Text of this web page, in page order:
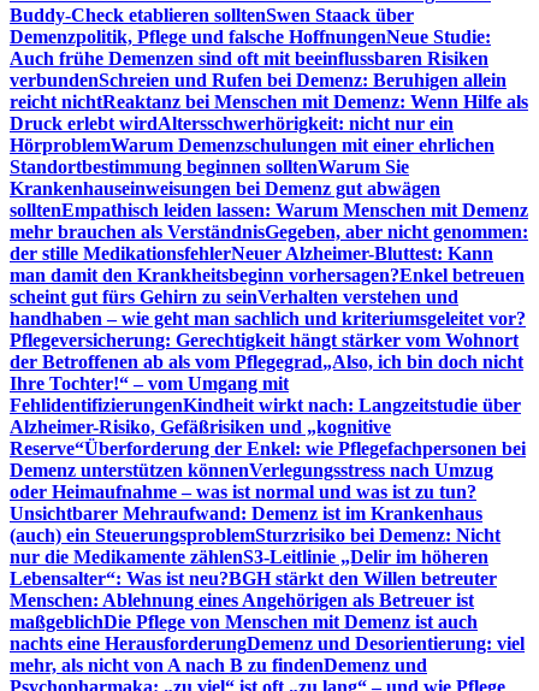
Buddy-Check etablieren solltenSwen Staack über
Demenzpolitik, Pflege und falsche HoffnungenNeue Studie:
Auch frühe Demenzen sind oft mit beeinflussbaren Risiken
verbundenSchreien und Rufen bei Demenz: Beruhigen allein
reicht nichtReaktanz bei Menschen mit Demenz: Wenn Hilfe als
Druck erlebt wirdAltersschwerhörigkeit: nicht nur ein
HörproblemWarum Demenzschulungen mit einer ehrlichen
Standortbestimmung beginnen solltenWarum Sie
Krankenhauseinweisungen bei Demenz gut abwägen
solltenEmpathisch leiden lassen: Warum Menschen mit Demenz
mehr brauchen als VerständnisGegeben, aber nicht genommen:
der stille MedikationsfehlerNeuer Alzheimer-Bluttest: Kann
man damit den Krankheitsbeginn vorhersagen?Enkel betreuen
scheint gut fürs Gehirn zu seinVerhalten verstehen und
handhaben – wie geht man sachlich und kriteriumsgeleitet vor?
Pflegeversicherung: Gerechtigkeit hängt stärker vom Wohnort
der Betroffenen ab als vom Pflegegrad„Also, ich bin doch nicht
Ihre Tochter!“ – vom Umgang mit
FehlidentifizierungenKindheit wirkt nach: Langzeitstudie über
Alzheimer-Risiko, Gefäßrisiken und „kognitive
Reserve“Überforderung der Enkel: wie Pflegefachpersonen bei
Demenz unterstützen könnenVerlegungsstress nach Umzug
oder Heimaufnahme – was ist normal und was ist zu tun?
Unsichtbarer Mehraufwand: Demenz ist im Krankenhaus
(auch) ein SteuerungsproblemSturzrisiko bei Demenz: Nicht
nur die Medikamente zählenS3-Leitlinie „Delir im höheren
Lebensalter“: Was ist neu?BGH stärkt den Willen betreuter
Menschen: Ablehnung eines Angehörigen als Betreuer ist
maßgeblichDie Pflege von Menschen mit Demenz ist auch
nachts eine HerausforderungDemenz und Desorientierung: viel
mehr, als nicht von A nach B zu findenDemenz und